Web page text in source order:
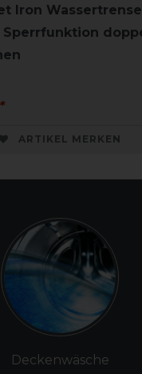
Iron
ARTIKEL MERKEN
Deckenwäsche